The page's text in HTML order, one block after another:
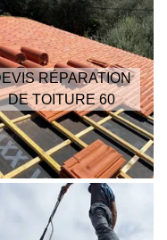
RÉPARATION
DE TOITURE 60